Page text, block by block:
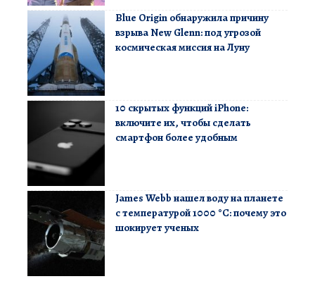
Blue Origin обнаружила причину
взрыва New Glenn: под угрозой
космическая миссия на Луну
10 скрытых функций iPhone:
включите их, чтобы сделать
смартфон более удобным
James Webb нашел воду на планете
с температурой 1000 °C: почему это
шокирует ученых